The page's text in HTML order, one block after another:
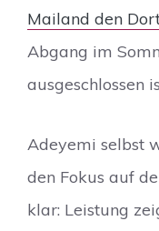
Mailand den
Abgang im
ausgeschlossen
Adeyemi selbst
den Fokus auf
klar: Leistung